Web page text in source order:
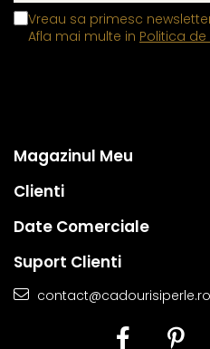
Vreau sa primesc
Afla mai multe in Politica
Magazinul Meu
Clienti
Date Comerciale
Suport Clienti
contact@cadourisiperle.ro